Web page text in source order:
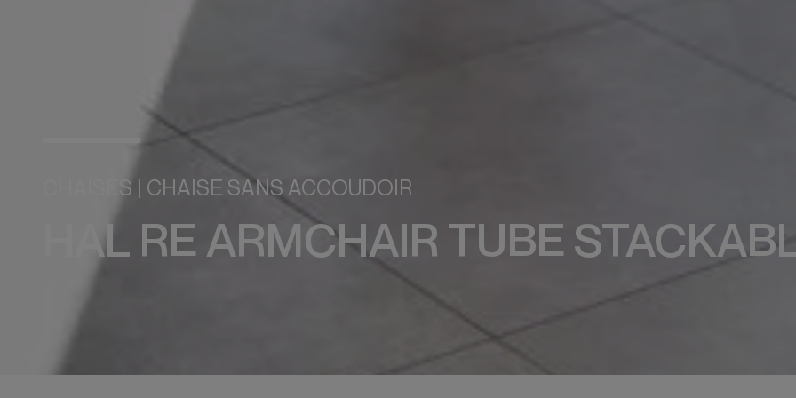
CHAISES | CHAISE SANS ACCOUDOIR
HAL RE ARMCHAIR TUBE